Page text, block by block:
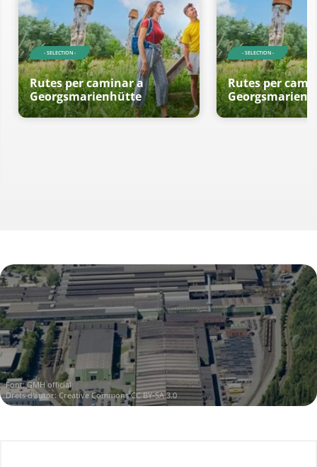
- SELECTION -
Rutes per caminar a
Georgsmarienhütte
- SELECTION -
Rutes per
Font:GMH official
Drets d'autor:Creative Commons CC BY-SA 3.0